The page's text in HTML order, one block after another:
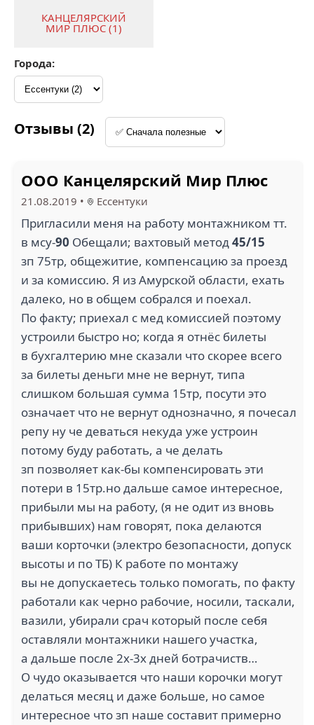
КАНЦЕЛЯРСКИЙ
МИР ПЛЮС (1)
Города:
Отзывы (2)
ООО Канцелярский Мир Плюс
21.08.2019 • Ессентуки
Пригласили меня на работу монтажником тт.
в мсу-90 Обещали; вахтовый метод45/15
зп 75тр, общежитие, компенсацию за проезд
и за комиссию. Я из Амурской области, ехать
далеко, но в общем собрался и поехал.
По факту; приехал с мед комиссией поэтому
устроили быстро но; когда я отнёс билеты
в бухгалтерию мне сказали что скорее всего
за билеты деньги мне не вернут, типа
слишком большая сумма 15тр, посути это
означает что не вернут однозначно, я почесал
репу ну че деваться некуда уже устроин
потому буду работать, а че делать
зп позволяет как-бы компенсировать эти
потери в 15тр.но дальше самое интересное,
прибыли мы на работу, (я не одит из вновь
прибывших) нам говорят, пока делаются
ваши корточки (электро безопасности, допуск
высоты и по ТБ) К работе по монтажу
вы не допускаетесь только помогать, по факту
работали как черно рабочие, носили, таскали,
вазили, убирали срач который после себя
оставляли монтажники нашего участка,
а дальше после 2х-3х дней ботрачиств…
О чудо оказывается что наши корочки могут
делаться месяц и даже больше, но самое
интересное что зп наше составит примерно